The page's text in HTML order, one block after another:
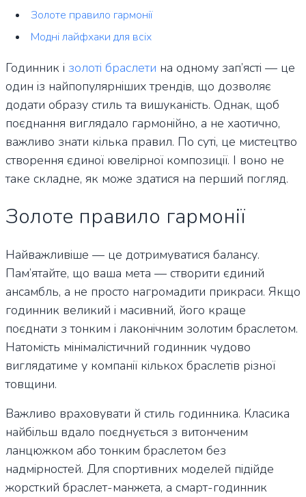
Золоте правило гармонії
Модні лайфхаки для всіх
Годинник і золоті браслети на одному зап’ясті — це
один із найпопулярніших трендів, що дозволяє
додати образу стиль та вишуканість. Однак, щоб
поєднання виглядало гармонійно, а не хаотично,
важливо знати кілька правил. По суті, це мистецтво
створення єдиної ювелірної композиції. І воно не
таке складне, як може здатися на перший погляд.
Золоте правило гармонії
Найважливіше — це дотримуватися балансу.
Пам’ятайте, що ваша мета — створити єдиний
ансамбль, а не просто нагромадити прикраси. Якщо
годинник великий і масивний, його краще
поєднати з тонким і лаконічним золотим браслетом.
Натомість мінімалістичний годинник чудово
виглядатиме у компанії кількох браслетів різної
товщини.
Важливо враховувати й стиль годинника. Класика
найбільш вдало поєднується з витонченим
ланцюжком або тонким браслетом без
надмірностей. Для спортивних моделей підійде
жорсткий браслет-манжета, а смарт-годинник